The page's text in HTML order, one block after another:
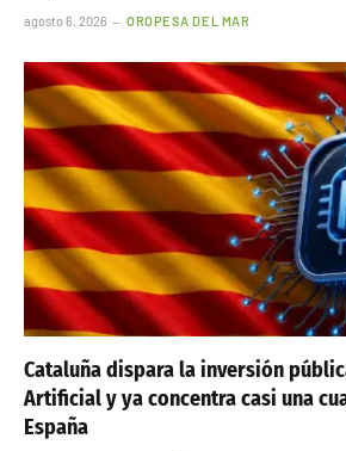
agosto 6, 2026 OROPESA DEL MAR
Cataluña dispara la inversión
Artificial y ya concentra casi una
España